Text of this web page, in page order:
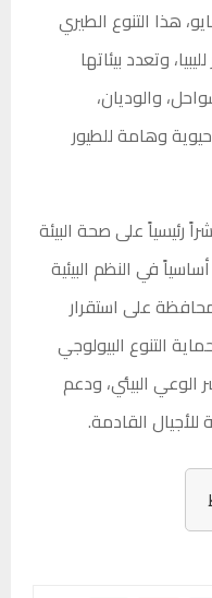
هذا التنوع الطيري
وتعدد بيئاتها
والوديان،
وهامة للطيور
رئيسياً على صحة البيئة
في النظم البيئية
على استقرار
التنوع البيولوجي
الوعي البيئي، ودعم
القادمة.